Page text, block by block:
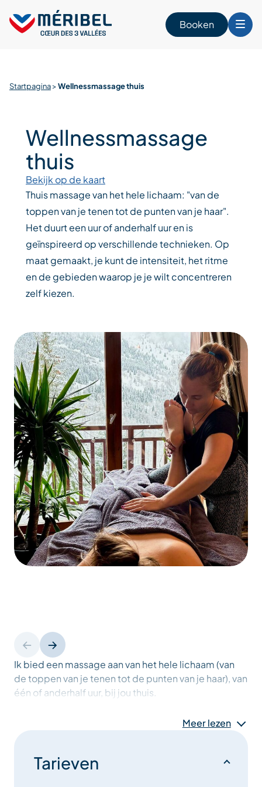
content
Booken
Startpagina>Wellnessmassage thuis
Ik bied een massage aan van het hele lichaam (van
de toppen van je tenen tot de punten van je haar), van
één of anderhalf uur, bij jou thuis.
Dit is een massage “op maat”, geïnspireerd door
Zweeds, lymfatisch, reflexologie, enz.) Het kan
worden aangepast aan verschillende lichamen,
Meer lezen
Tarieven
Wellnessmassage
thuis
Bekijk op de kaart
Thuis massage van het hele lichaam: "van de
toppen van je tenen tot de punten van je haar".
Het duurt een uur of anderhalf uur en is
geïnspireerd op verschillende technieken. Op
maat gemaakt, je kunt de intensiteit, het ritme
en de gebieden waarop je je wilt concentreren
zelf kiezen.